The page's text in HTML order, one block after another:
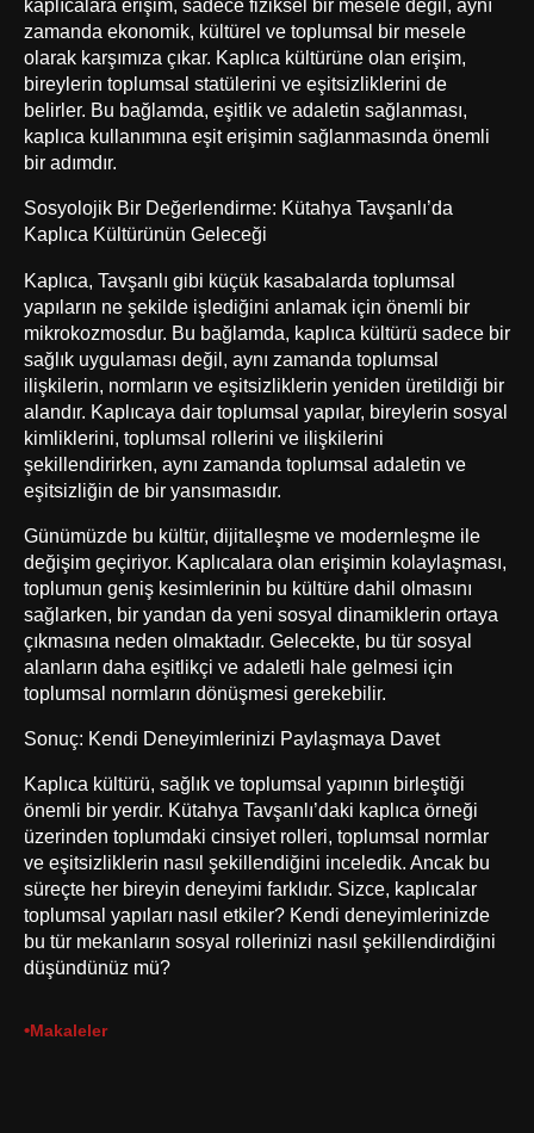
kaplıcalara erişim, sadece fiziksel bir mesele değil, aynı
zamanda ekonomik, kültürel ve toplumsal bir mesele
olarak karşımıza çıkar. Kaplıca kültürüne olan erişim,
bireylerin toplumsal statülerini ve eşitsizliklerini de
belirler. Bu bağlamda, eşitlik ve adaletin sağlanması,
kaplıca kullanımına eşit erişimin sağlanmasında önemli
bir adımdır.
Sosyolojik Bir Değerlendirme: Kütahya Tavşanlı’da
Kaplıca Kültürünün Geleceği
Kaplıca, Tavşanlı gibi küçük kasabalarda toplumsal
yapıların ne şekilde işlediğini anlamak için önemli bir
mikrokozmosdur. Bu bağlamda, kaplıca kültürü sadece bir
sağlık uygulaması değil, aynı zamanda toplumsal
ilişkilerin, normların ve eşitsizliklerin yeniden üretildiği bir
alandır. Kaplıcaya dair toplumsal yapılar, bireylerin sosyal
kimliklerini, toplumsal rollerini ve ilişkilerini
şekillendirirken, aynı zamanda toplumsal adaletin ve
eşitsizliğin de bir yansımasıdır.
Günümüzde bu kültür, dijitalleşme ve modernleşme ile
değişim geçiriyor. Kaplıcalara olan erişimin kolaylaşması,
toplumun geniş kesimlerinin bu kültüre dahil olmasını
sağlarken, bir yandan da yeni sosyal dinamiklerin ortaya
çıkmasına neden olmaktadır. Gelecekte, bu tür sosyal
alanların daha eşitlikçi ve adaletli hale gelmesi için
toplumsal normların dönüşmesi gerekebilir.
Sonuç: Kendi Deneyimlerinizi Paylaşmaya Davet
Kaplıca kültürü, sağlık ve toplumsal yapının birleştiği
önemli bir yerdir. Kütahya Tavşanlı’daki kaplıca örneği
üzerinden toplumdaki cinsiyet rolleri, toplumsal normlar
ve eşitsizliklerin nasıl şekillendiğini inceledik. Ancak bu
süreçte her bireyin deneyimi farklıdır. Sizce, kaplıcalar
toplumsal yapıları nasıl etkiler? Kendi deneyimlerinizde
bu tür mekanların sosyal rollerinizi nasıl şekillendirdiğini
düşündünüz mü?
•Makaleler